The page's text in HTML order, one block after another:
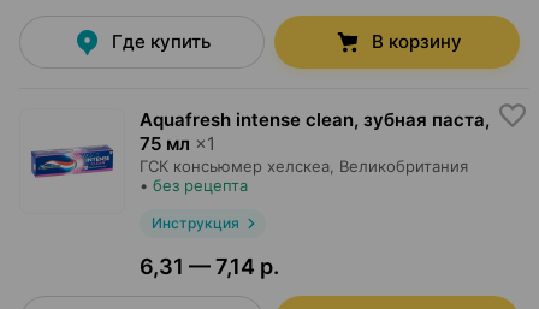
Где купить В корзину
Aquafresh intense clean, зубная паста,
75 мл ×1
ГСК консьюмер хелскеа , Великобритания
• без рецепта
Инструкция
6,31 — 7,14 р.